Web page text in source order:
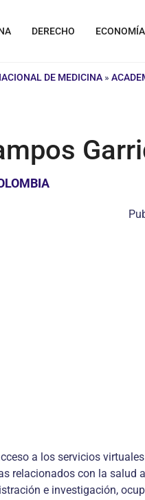
DERECHO ECONOMÍA
DE MEDICINA »
a los servicios
relacionados con la
e investigación,